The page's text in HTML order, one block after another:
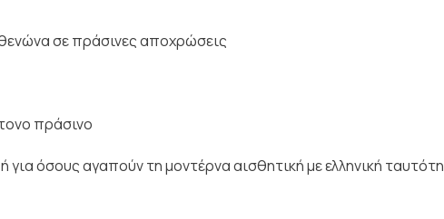
σε πράσινες αποχρώσεις
πράσινο
όσους αγαπούν τη μοντέρνα αισθητική με ελληνική